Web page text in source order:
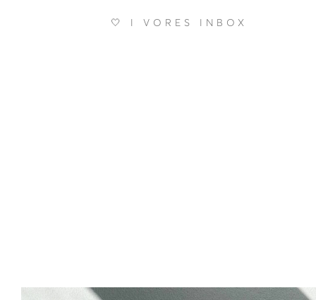
🤍 I VORES INBOX